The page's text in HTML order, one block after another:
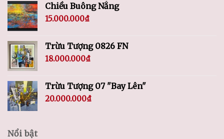
Chiều Buông Nắng
15.000.000₫
Trừu Tượng 0826 FN
18.000.000₫
Trừu Tượng 07 "Bay Lên"
20.000.000₫
Nổi bật